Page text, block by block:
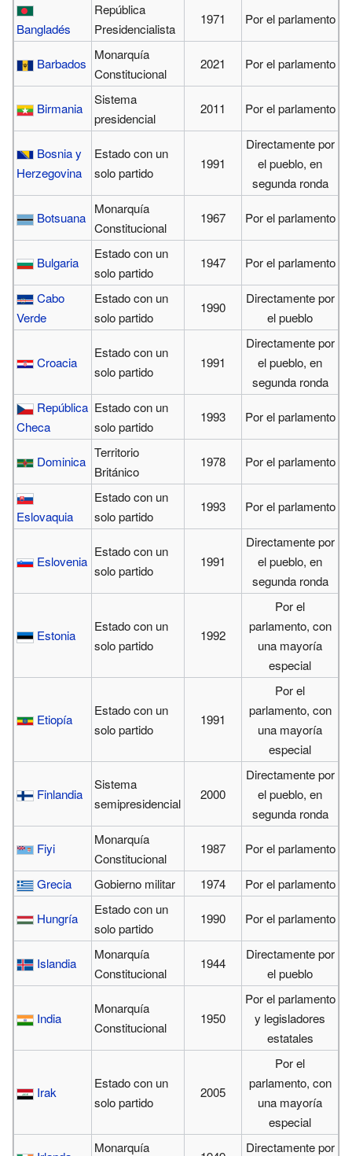
Bangladés
República
Presidencialista
1971 Por el parlamento
Barbados
Monarquía
Constitucional
2021 Por el parlamento
Birmania
Sistema
presidencial
2011 Por el parlamento
Bosnia y
Herzegovina
Estado con un
solo partido
1991
Directamente por
el pueblo, en
segunda ronda
Botsuana
Monarquía
Constitucional
1967 Por el parlamento
Bulgaria
Estado con un
solo partido
1947 Por el parlamento
Cabo
Verde
Estado con un
solo partido
1990
Directamente por
el pueblo
Croacia
Estado con un
solo partido
1991
Directamente por
el pueblo, en
segunda ronda
República
Checa
Estado con un
solo partido
1993 Por el parlamento
Dominica
Territorio
Británico
1978 Por el parlamento
Eslovaquia
Estado con un
solo partido
1993 Por el parlamento
Eslovenia
Estado con un
solo partido
1991
Directamente por
el pueblo, en
segunda ronda
Estonia
Estado con un
solo partido
1992
Por el
parlamento, con
una mayoría
especial
Etiopía
Estado con un
solo partido
1991
Por el
parlamento, con
una mayoría
especial
Finlandia
Sistema
semipresidencial
2000
Directamente por
el pueblo, en
segunda ronda
Fiyi
Monarquía
Constitucional
1987 Por el parlamento
Grecia Gobierno militar 1974 Por el parlamento
Hungría
Estado con un
solo partido
1990 Por el parlamento
Islandia
Monarquía
Constitucional
1944
Directamente por
el pueblo
India
Monarquía
Constitucional
1950
Por el parlamento
y legisladores
estatales
Irak
Estado con un
solo partido
2005
Por el
parlamento, con
una mayoría
especial
Monarquía
Directamente por